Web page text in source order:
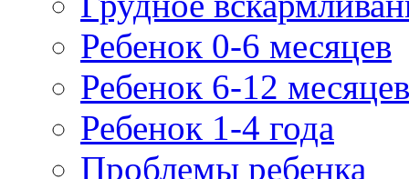
Ребенок 0-6 месяцев
Ребенок 6-12 месяцев
Ребенок 1-4 года
Проблемы ребенка